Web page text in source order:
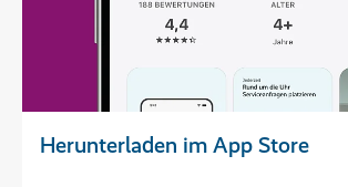
Herunterladen im App Store